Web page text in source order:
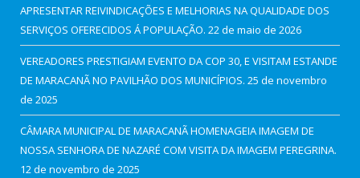
APRESENTAR REIVINDICAÇÕES E MELHORIAS NA QUALIDADE DOS
SERVIÇOS OFERECIDOS Á POPULAÇÃO. 22 de maio de 2026
VEREADORES PRESTIGIAM EVENTO DA COP 30, E VISITAM ESTANDE
DE MARACANÃ NO PAVILHÃO DOS MUNICÍPIOS. 25 de novembro
de 2025
CÂMARA MUNICIPAL DE MARACANÃ HOMENAGEIA IMAGEM DE
NOSSA SENHORA DE NAZARÉ COM VISITA DA IMAGEM PEREGRINA.
12 de novembro de 2025